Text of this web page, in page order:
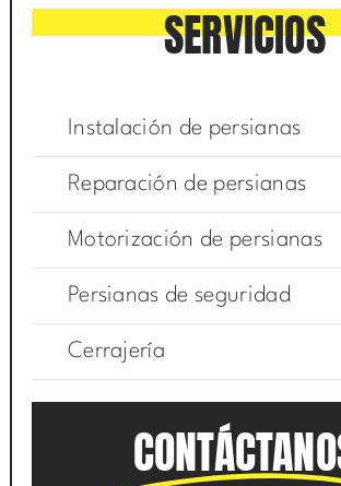
SERVICIOS
Instalación de persianas
Reparación de persianas
Motorización de persianas
Persianas de seguridad
Cerrajería